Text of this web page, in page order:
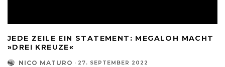
JEDE ZEILE EIN STATEMENT: MEGALOH MACHT
»DREI KREUZE«
NICO MATURO · 27. SEPTEMBER 2022